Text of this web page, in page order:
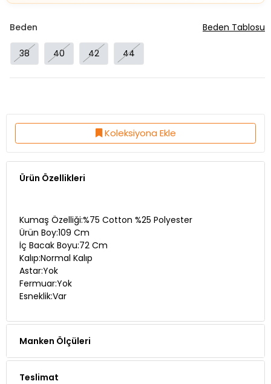
Beden
38 40 42 44
Beden Tablosu
Koleksiyona Ekle
Ürün Özellikleri
Kumaş Özelliği:%75 Cotton %25 Polyester
Ürün Boy:109 Cm
İç Bacak Boyu:72 Cm
Kalıp:Normal Kalıp
Astar:Yok
Fermuar:Yok
Esneklik:Var
Manken Ölçüleri
Teslimat